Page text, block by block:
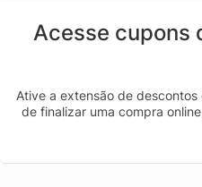
Acesse cupons
Ative a extensão de
de finalizar uma compra